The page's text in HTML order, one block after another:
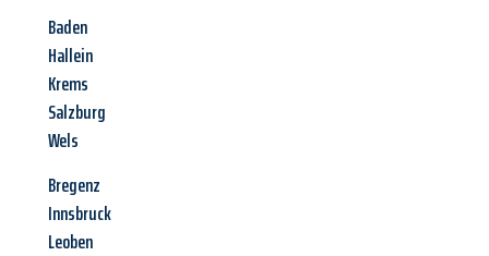
Baden
Hallein
Krems
Salzburg
Wels
Bregenz
Innsbruck
Leoben